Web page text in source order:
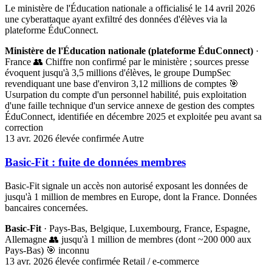
Le ministère de l'Éducation nationale a officialisé le 14 avril 2026
une cyberattaque ayant exfiltré des données d'élèves via la
plateforme ÉduConnect.
Ministère de l'Éducation nationale (plateforme ÉduConnect) ·
France 👥 Chiffre non confirmé par le ministère ; sources presse
évoquent jusqu'à 3,5 millions d'élèves, le groupe DumpSec
revendiquant une base d'environ 3,12 millions de comptes 🎯
Usurpation du compte d'un personnel habilité, puis exploitation
d'une faille technique d'un service annexe de gestion des comptes
ÉduConnect, identifiée en décembre 2025 et exploitée peu avant sa
correction
13 avr. 2026 élevée confirmée Autre
Basic-Fit : fuite de données membres
Basic-Fit signale un accès non autorisé exposant les données de
jusqu'à 1 million de membres en Europe, dont la France. Données
bancaires concernées.
Basic-Fit · Pays-Bas, Belgique, Luxembourg, France, Espagne,
Allemagne 👥 jusqu'à 1 million de membres (dont ~200 000 aux
Pays-Bas) 🎯 inconnu
13 avr. 2026 élevée confirmée Retail / e-commerce